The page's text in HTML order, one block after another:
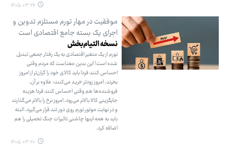
۱۴۰۵.۰۳.۲۶
موفقیت در مهار تورم مستلزم تدوین و
اجرای یک بسته جامع اقتصادی است
نسخه التیام‌بخش
تورم از یک متغیر اقتصادی به یک رفتار جمعی تبدیل
شده است! این بدین معناست که مردم وقتی
احساس کنند فردا باید کالای خود را گران‌تر از امروز
بخرند، امروز زودتر خرید می‌کنند؛ علاوه بر آن،
فروشنده‌ها هم وقتی احساس کنند فردا هزینه
جایگزینی کالا بالاتر می‌رود، امروز نرخ را بالاتر می‌گذارند
و در نهایت موتور تورم روی دور تند قرار می‌گیرد، البته
باید به همه اینها چاشنی تاثیرات جنگ تحمیلی را هم
اضافه کرد.
۱۴۰۵.۰۳.۲۰